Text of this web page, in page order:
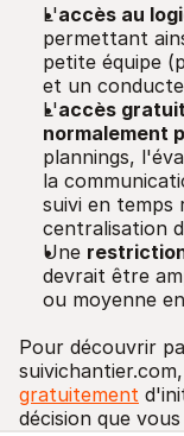
L'accès au
permettant
petite équipe
et un
L'accès
normalement
plannings,
la
suivi en temps
centralisation
Une
devrait être
ou moyenne
Pour découvrir
gratuitement
décision que